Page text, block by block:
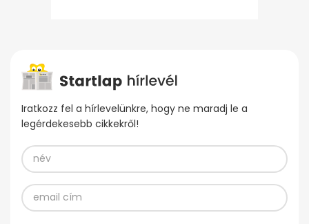
Iratkozz fel a hírlevelünkre, hogy ne maradj le a
legérdekesebb cikkekről!